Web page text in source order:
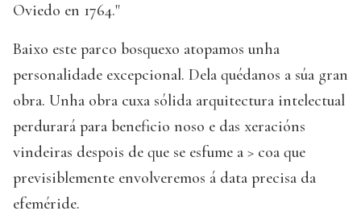
Oviedo en 1764."
Baixo este parco bosquexo atopamos unha
personalidade excepcional. Dela quédanos a súa gran
obra. Unha obra cuxa sólida arquitectura intelectual
perdurará para beneficio noso e das xeracións
vindeiras despois de que se esfume a > coa que
previsiblemente envolveremos á data precisa da
efeméride.